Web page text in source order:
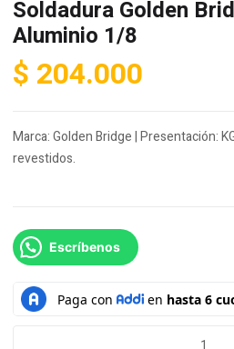
Soldadura Golden
Aluminio 1/8
$ 204.000
Marca: Golden Bridge | Presentación:
revestidos.
Escríbenos